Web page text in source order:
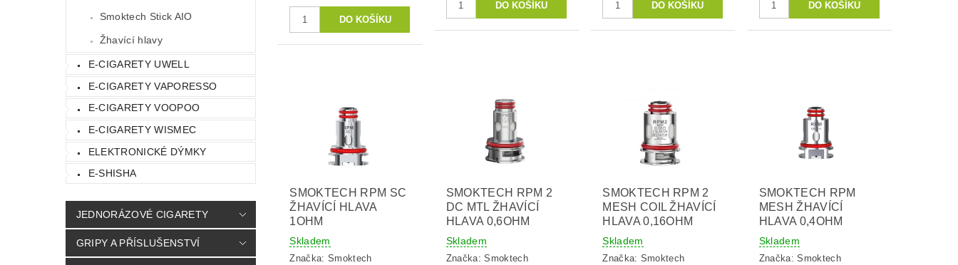
Smoktech Stick AIO
Žhavící hlavy
E-CIGARETY UWELL
E-CIGARETY VAPORESSO
E-CIGARETY VOOPOO
E-CIGARETY WISMEC
ELEKTRONICKÉ DÝMKY
E-SHISHA
JEDNORÁZOVÉ CIGARETY
GRIPY A PŘÍSLUŠENSTVÍ
SMOKTECH RPM SC
ŽHAVÍCÍ HLAVA
1OHM
Skladem
Značka: Smoktech
SMOKTECH RPM 2
DC MTL ŽHAVÍCÍ
HLAVA 0,6OHM
Skladem
Značka:Smoktech
SMOKTECH RPM 2
MESH COIL ŽHAVÍCÍ
HLAVA 0,16OHM
Skladem
Značka: Smoktech
SMOKTECH RPM
MESH ŽHAVÍCÍ
HLAVA 0,4OHM
Skladem
Značka:Smoktech